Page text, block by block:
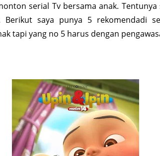
serial Tv bersama anak.
Berikut saya punya 5 rekomendadi
tapi yang no 5 harus dengan